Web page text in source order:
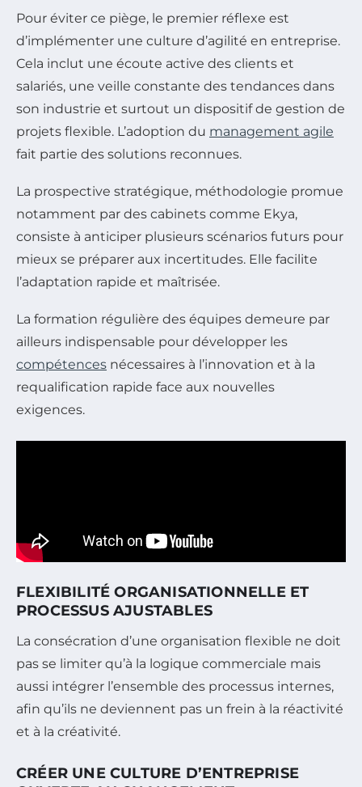
Pour éviter ce piège, le premier réflexe est
d’implémenter une culture d’agilité en entreprise.
Cela inclut une écoute active des clients et
salariés, une veille constante des tendances dans
son industrie et surtout un dispositif de gestion de
projets flexible. L’adoption du management agile
fait partie des solutions reconnues.
La prospective stratégique, méthodologie promue
notamment par des cabinets comme Ekya,
consiste à anticiper plusieurs scénarios futurs pour
mieux se préparer aux incertitudes. Elle facilite
l’adaptation rapide et maîtrisée.
La formation régulière des équipes demeure par
ailleurs indispensable pour développer les
compétences nécessaires à l’innovation et à la
requalification rapide face aux nouvelles
exigences.
FLEXIBILITÉ ORGANISATIONNELLE ET
PROCESSUS AJUSTABLES
La consécration d’une organisation flexible ne doit
pas se limiter qu’à la logique commerciale mais
aussi intégrer l’ensemble des processus internes,
afin qu’ils ne deviennent pas un frein à la réactivité
et à la créativité.
CRÉER UNE CULTURE D’ENTREPRISE